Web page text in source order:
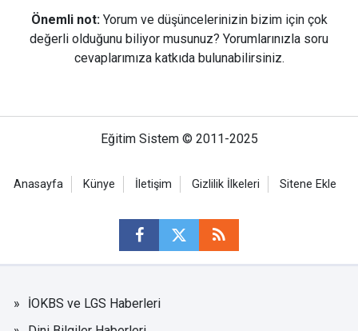
Önemli not: Yorum ve düşüncelerinizin bizim için çok
değerli olduğunu biliyor musunuz? Yorumlarınızla soru
cevaplarımıza katkıda bulunabilirsiniz.
Eğitim Sistem © 2011-2025
Anasayfa Künye İletişim Gizlilik İlkeleri Sitene Ekle
İOKBS ve LGS Haberleri